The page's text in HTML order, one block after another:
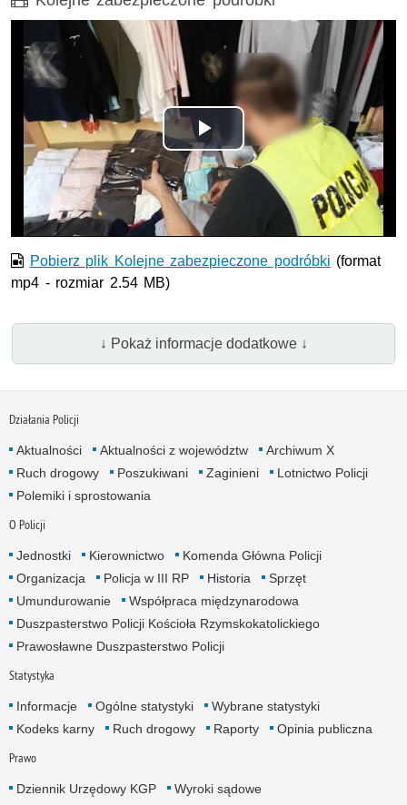
Opis filmu: Kolejne zabezpieczone podróbki
Odtwórz
wideo
Pobierz plik Kolejne zabezpieczone podróbki (format
mp4 - rozmiar 2.54 MB)
↓ Pokaż informacje dodatkowe ↓
Działania Policji
Aktualności Aktualności z województw
Archiwum X
Ruch drogowy
Poszukiwani Zaginieni
Lotnictwo Policji
Polemiki i sprostowania
O Policji
Jednostki Kierownictwo
Komenda Główna Policji
Organizacja
Policja w III RP Historia
Sprzęt
Umundurowanie
Współpraca międzynarodowa
Duszpasterstwo Policji Kościoła Rzymskokatolickiego
Prawosławne Duszpasterstwo Policji
Statystyka
Informacje Ogólne statystyki
Wybrane statystyki
Kodeks karny
Ruch drogowy Raporty Opinia publiczna
Prawo
Dziennik Urzędowy KGP Wyroki sądowe